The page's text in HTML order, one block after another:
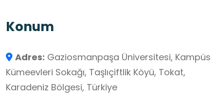
Konum
Adres: Gaziosmanpaşa Üniversitesi, Kampüs
Kümeevleri Sokağı, Taşlıçiftlik Köyü, Tokat,
Karadeniz Bölgesi, Türkiye